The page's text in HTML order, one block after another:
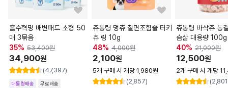
흡수혁명 배변패드 소형 50
매 3묶음
35% 53,400원
34,900원
(47,397)
대통령배송 무료배송
츄통령 멍츄 칠면조힘줄 터키
츄 링 10g
48% 4,000원
2,100원
5개 구매 시 개당 1,980원
(2,857)
츄통령 바삭츄 동
슴살 대용량 100g
40% 21,000원
12,500원
2개 구매 시 개당